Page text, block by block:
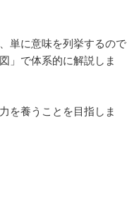
単に意味を列挙するので
」で体系的に解説しま
を養うことを目指しま